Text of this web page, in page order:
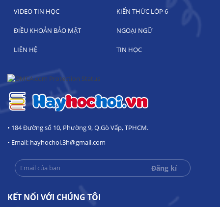
VIDEO TIN HỌC KIẾN THỨC LỚP 6
ĐIỀU KHOẢN BẢO MẬT NGOẠI NGỮ
LIÊN HỆ TIN HỌC
• 184 Đường số 10, Phường 9, Q.Gò Vấp, TPHCM.
• Email: hayhochoi.3h@gmail.com
KẾT NỐI VỚI CHÚNG TÔI